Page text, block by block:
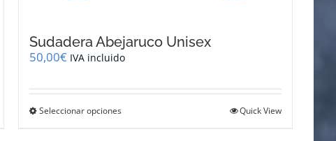
Sudadera Abejaruco Unisex
50,00€ IVA incluido
Seleccionar opcionesEste
Quick View